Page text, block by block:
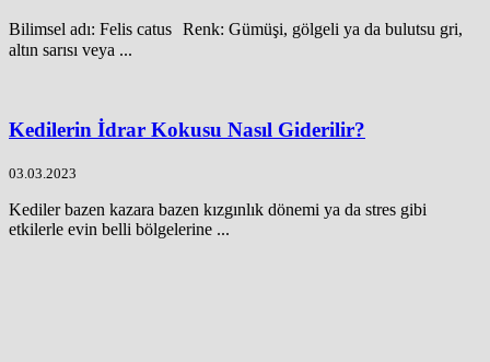
Bilimsel adı: Felis catus Renk: Gümüşi, gölgeli ya da bulutsu gri,
altın sarısı veya ...
Kedilerin İdrar Kokusu Nasıl Giderilir?
03.03.2023
Kediler bazen kazara bazen kızgınlık dönemi ya da stres gibi
etkilerle evin belli bölgelerine ...